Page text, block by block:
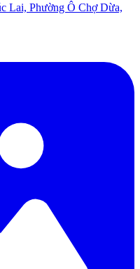
Lai, Phường Ô Chợ Dừa,